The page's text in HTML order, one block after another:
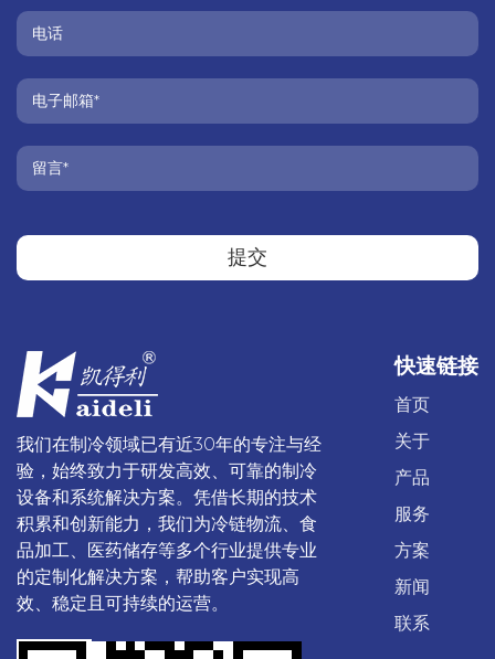
提交
我们在制冷领域已有近30年的专注与经
验，始终致力于研发高效、可靠的制冷
设备和系统解决方案。凭借长期的技术
积累和创新能力，我们为冷链物流、食
品加工、医药储存等多个行业提供专业
的定制化解决方案，帮助客户实现高
效、稳定且可持续的运营。
快速链接
首页
关于
产品
服务
方案
新闻
联系